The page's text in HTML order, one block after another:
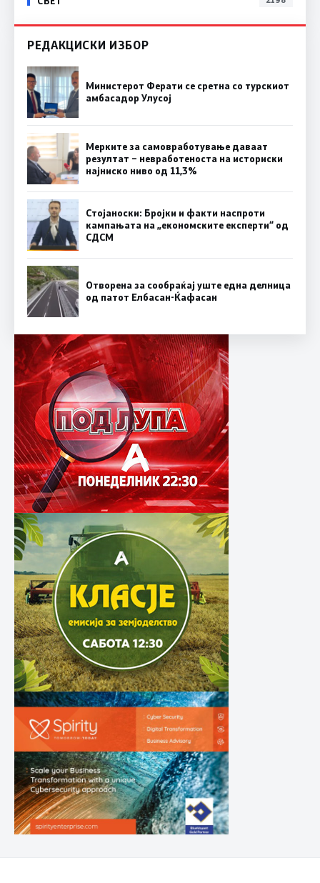
РЕДАКЦИСКИ ИЗБОР
Министерот Ферати се сретна со турскиот
амбасадор Улусој
Мерките за самовработување даваат
резултат – невработеноста на историски
најниско ниво од 11,3%
Стојаноски: Бројки и факти наспроти
кампањата на „економските експерти“ од
СДСM
Отворена за сообраќај уште една делница
од патот Елбасан-Ќафасан